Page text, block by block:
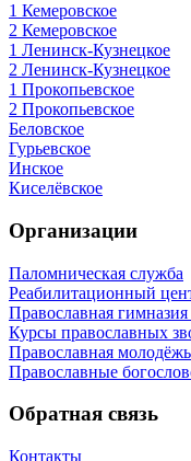
1 Кемеровское
2 Кемеровское
1 Ленинск-Кузнецкое
2 Ленинск-Кузнецкое
1 Прокопьевское
2 Прокопьевское
Беловское
Гурьевское
Инское
Киселёвское
Организации
Паломническая служба
Реабилитационный
Православная
Курсы православных
Православная молодёжь
Православные
Обратная связь
Контакты